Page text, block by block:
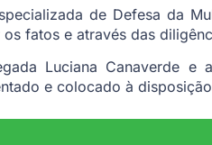
de Defesa da
fatos e através das
Luciana Canaverde
e colocado à